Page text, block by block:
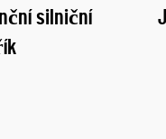
silniční